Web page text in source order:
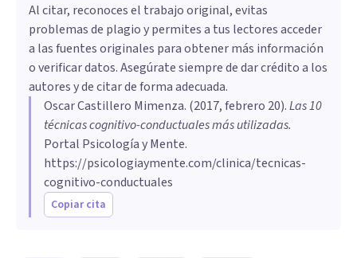
Al citar, reconoces el trabajo original, evitas
problemas de plagio y permites a tus lectores acceder
a las fuentes originales para obtener más información
o verificar datos. Asegúrate siempre de dar crédito a los
autores y de citar de forma adecuada.
Oscar Castillero Mimenza. (2017, febrero 20).Las 10
técnicas cognitivo-conductuales más utilizadas.
Portal Psicología y Mente.
https://psicologiaymente.com/clinica/tecnicas-
cognitivo-conductuales
Copiar cita